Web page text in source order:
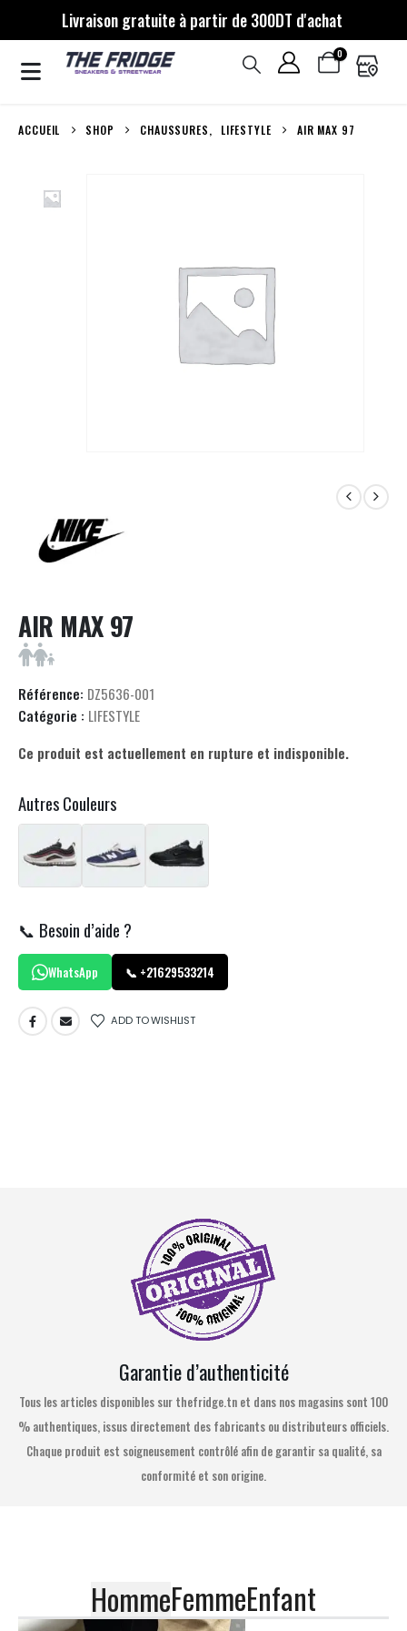
Livraison gratuite à partir de 300DT d'achat
0
ACCUEIL SHOP CHAUSSURES, LIFESTYLE AIR MAX 97
AIR MAX 97
Référence: DZ5636-001
Catégorie : LIFESTYLE
Ce produit est actuellement en rupture et indisponible.
Autres Couleurs
📞 Besoin d’aide ?
WhatsApp 📞 +21629533214
ADD TO WISHLIST
Garantie d’authenticité
Tous les articles disponibles sur thefridge.tn et dans nos magasins sont 100
% authentiques, issus directement des fabricants ou distributeurs officiels.
Chaque produit est soigneusement contrôlé afin de garantir sa qualité, sa
conformité et son origine.
HommeFemmeEnfant